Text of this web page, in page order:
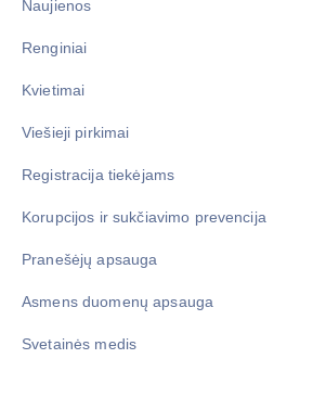
Naujienos
Renginiai
Kvietimai
Viešieji pirkimai
Registracija tiekėjams
Korupcijos ir sukčiavimo prevencija
Pranešėjų apsauga
Asmens duomenų apsauga
Svetainės medis